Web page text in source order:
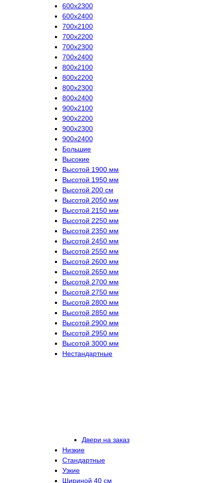
600х2300
600х2400
700х2100
700х2200
700х2300
700х2400
800х2100
800х2200
800х2300
800х2400
900х2100
900х2200
900х2300
900х2400
Большие
Высокие
Высотой 1900 мм
Высотой 1950 мм
Высотой 200 см
Высотой 2050 мм
Высотой 2150 мм
Высотой 2250 мм
Высотой 2350 мм
Высотой 2450 мм
Высотой 2550 мм
Высотой 2600 мм
Высотой 2650 мм
Высотой 2700 мм
Высотой 2750 мм
Высотой 2800 мм
Высотой 2850 мм
Высотой 2900 мм
Высотой 2950 мм
Высотой 3000 мм
Нестандартные
Двери на заказ
Низкие
Стандартные
Узкие
Шириной 40 см